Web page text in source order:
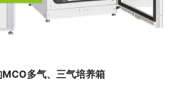
多气、三气培养箱